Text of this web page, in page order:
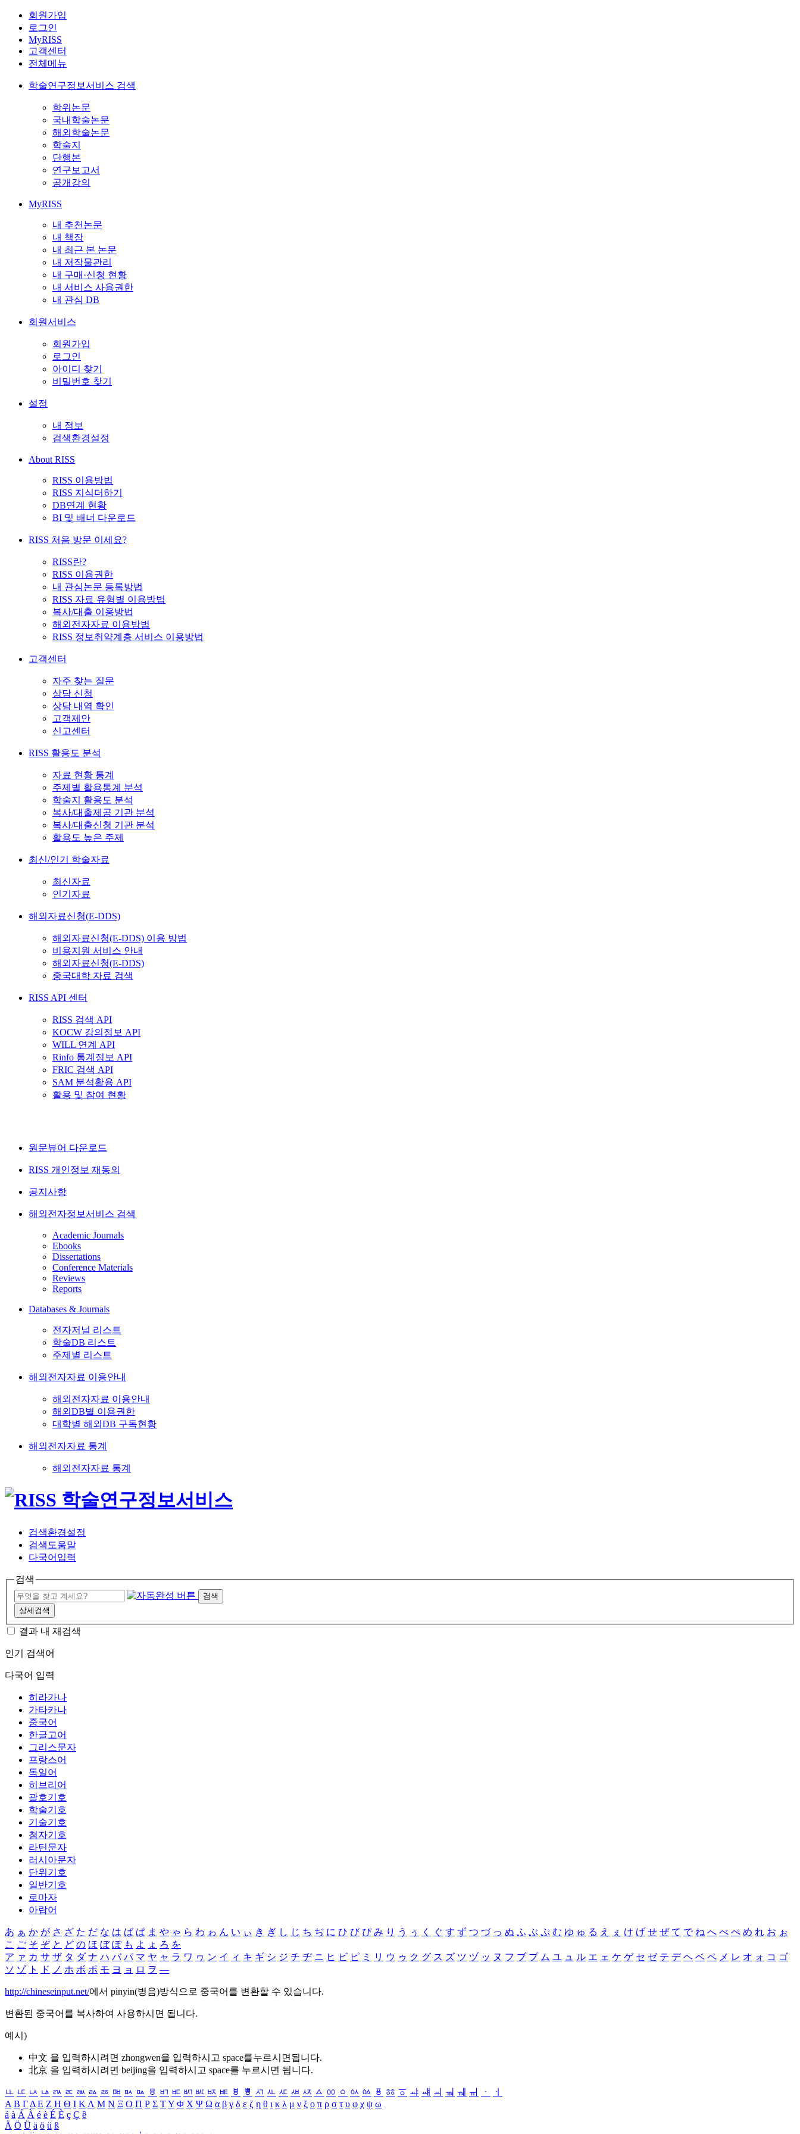
회원가입
로그인
MyRISS
고객센터
전체메뉴
학술연구정보서비스 검색
학위논문
국내학술논문
해외학술논문
학술지
단행본
연구보고서
공개강의
MyRISS
내 추천논문
내 책장
내 최근 본 논문
내 저작물관리
내 구매·신청 현황
내 서비스 사용권한
내 관심 DB
회원서비스
회원가입
로그인
아이디 찾기
비밀번호 찾기
설정
내 정보
검색환경설정
About RISS
RISS 이용방법
RISS 지식더하기
DB연계 현황
BI 및 배너 다운로드
RISS 처음 방문 이세요?
RISS란?
RISS 이용권한
내 관심논문 등록방법
RISS 자료 유형별 이용방법
복사/대출 이용방법
해외전자자료 이용방법
RISS 정보취약계층 서비스 이용방법
고객센터
자주 찾는 질문
상담 신청
상담 내역 확인
고객제안
신고센터
RISS 활용도 분석
자료 현황 통계
주제별 활용통계 분석
학술지 활용도 분석
복사/대출제공 기관 분석
복사/대출신청 기관 분석
활용도 높은 주제
최신/인기 학술자료
최신자료
인기자료
해외자료신청(E-DDS)
해외자료신청(E-DDS) 이용 방법
비용지원 서비스 안내
해외자료신청(E-DDS)
중국대학 자료 검색
RISS API 센터
RISS 검색 API
KOCW 강의정보 API
WILL 연계 API
Rinfo 통계정보 API
FRIC 검색 API
SAM 분석활용 API
활용 및 참여 현황
원문뷰어 다운로드
RISS 개인정보 재동의
공지사항
해외전자정보서비스 검색
Academic Journals
Ebooks
Dissertations
Conference Materials
Reviews
Reports
Databases & Journals
전자저널 리스트
학술DB 리스트
주제별 리스트
해외전자자료 이용안내
해외전자자료 이용안내
해외DB별 이용권한
대학별 해외DB 구독현황
해외전자자료 통계
해외전자자료 통계
검색환경설정
검색도움말
다국어입력
검색
검색
상세검색
결과 내 재검색
인기 검색어
다국어 입력
히라가나
가타카나
중국어
한글고어
그리스문자
프랑스어
독일어
히브리어
괄호기호
학술기호
기술기호
첨자기호
라틴문자
러시아문자
단위기호
일반기호
로마자
아랍어
あ ぁ か が さ ざ た だ な は ば ぱ ま や ゃ ら わ ゎ ん い ぃ き ぎ し じ ち ぢ に ひ び ぴ み り う ぅ く ぐ す ず つ づ っ ぬ ふ ぶ ぷ む ゆ ゅ る え ぇ け げ せ ぜ て で ね へ べ ぺ め れ お ぉ
こ ご そ ぞ と ど の ほ ぼ ぽ も よ ょ ろ を
ア ァ カ サ ザ タ ダ ナ ハ バ パ マ ヤ ャ ラ ワ ヮ ン イ ィ キ ギ シ ジ チ ヂ ニ ヒ ビ ピ ミ リ ウ ゥ ク グ ス ズ ツ ヅ ッ ヌ フ ブ プ ム ユ ュ ル エ ェ ケ ゲ セ ゼ テ デ ヘ ベ ペ メ レ オ ォ コ ゴ
ソ ゾ ト ド ノ ホ ボ ポ モ ヨ ョ ロ ヲ ―
http://chineseinput.net/에서 pinyin(병음)방식으로 중국어를 변환할 수 있습니다.
변환된 중국어를 복사하여 사용하시면 됩니다.
예시)
中文 을 입력하시려면 zhongwen을 입력하시고 space를누르시면됩니다.
北京 을 입력하시려면 beijing을 입력하시고 space를 누르시면 됩니다.
ㅥ ㅦ ㅧ ㅨ ㅩ ㅪ ㅫ ㅬ ㅭ ㅮ ㅯ ㅰ ㅱ ㅲ ㅳ ㅴ ㅵ ㅶ ㅷ ㅸ ㅹ ㅺ ㅻ ㅼ ㅽ ㅾ ㅿ ㆀ ㆁ ㆂ ㆃ ㆄ ㆅ ㆆ ㆇ ㆈ ㆉ ㆊ ㆋ ㆌ ㆍ
ㆎ
Α Β ΓΔ Ε Ζ Η Θ Ι ΚΛ Μ Ν Ξ Ο Π Ρ Σ ΤΥ Φ Χ Ψ Ω α β γ δ ε ζ η θ ι κ λ μ ν ξ ο π ρ σ τ υ φ χ ψ ω
á à Á À é è É È ç Ç ê
Ä Ö Ü ä ö ü ß